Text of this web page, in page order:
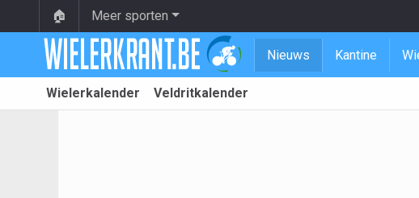
🏠 Meer sporten
Nieuws Kantine
Wielerkalender Veldritkalender